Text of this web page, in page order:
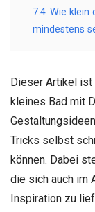
7.4 Wie klein
mindestens
Dieser Artikel
kleines Bad mit
Tricks selbst
können. Dabei
die sich auch im
Inspiration zu